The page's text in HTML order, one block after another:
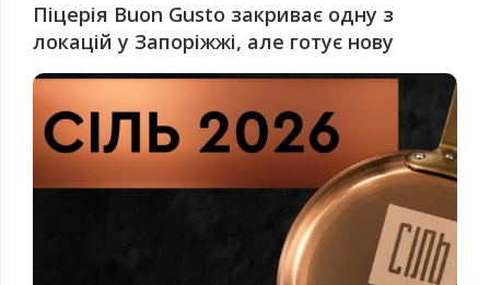
Піцерія Buon Gusto закриває одну з
локацій у Запоріжжі, але готує нову